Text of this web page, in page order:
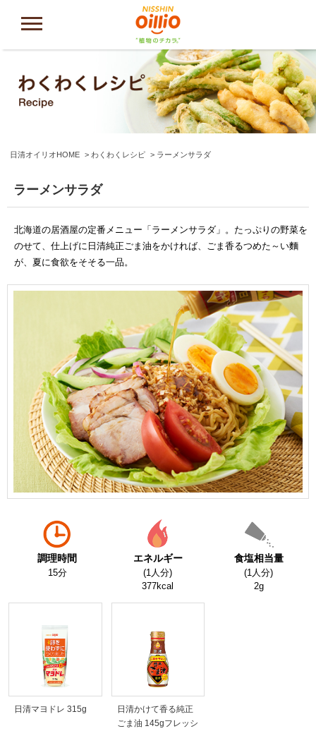
日清オイリオHOME わくわくレシピ ラーメンサラダ
ラーメンサラダ
北海道の居酒屋の定番メニュー「ラーメンサラダ」。たっぷりの野菜を
のせて、仕上げに日清純正ごま油をかければ、ごま香るつめた～い麵
が、夏に食欲をそそる一品。
調理時間
15分
エネルギー
(1人分)
377kcal
食塩相当量
(1人分)
2g
日清マヨドレ 315g
日清かけて香る純正
ごま油 145gフレッシ